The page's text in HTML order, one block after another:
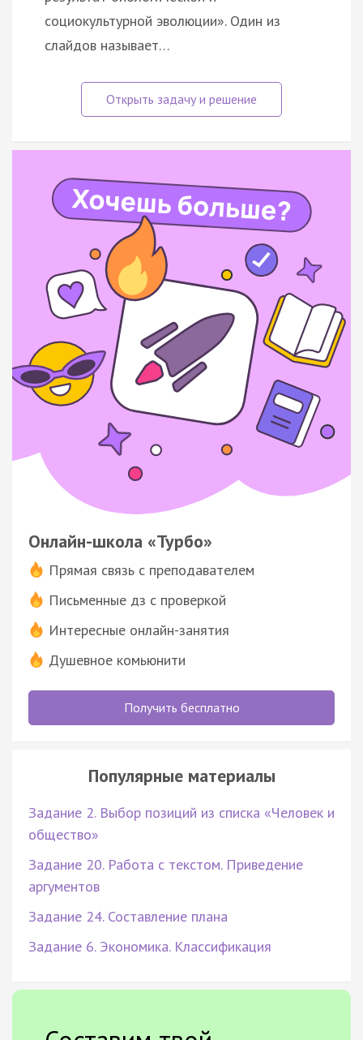
социокультурной эволюции». Один из
слайдов называет…
Онлайн-школа «Турбо»
Прямая связь с преподавателем
Письменные дз с проверкой
Интересные онлайн-занятия
Душевное комьюнити
Получить бесплатно
Популярные материалы
Задание 2. Выбор позиций из списка «Человек и
общество»
Задание 20. Работа с текстом. Приведение
аргументов
Задание 24. Составление плана
Задание 6. Экономика. Классификация